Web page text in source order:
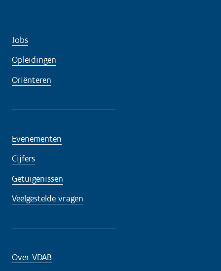
Jobs
Opleidingen
Oriënteren
Evenementen
Cijfers
Getuigenissen
Veelgestelde vragen
Over VDAB